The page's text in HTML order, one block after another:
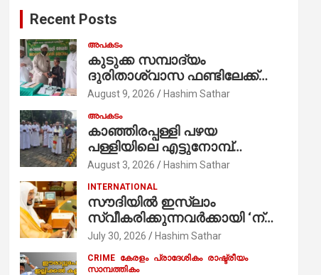
Recent Posts
അപകടം
കുടുക്ക സമ്പാദ്യം
ദുരിതാശ്വാസ ഫണ്ടിലേക്ക്
നൽകി ആറാം ക്ലാസ്
August 9, 2026 Hashim Sathar
അപകടം
കാഞ്ഞിരപ്പള്ളി പഴയ
പള്ളിയിലെ എട്ടുനോമ്പ്
ആചരണത്തിന്റെ ഭാഗമായുള്ള
ആർച്ച് പ്രീസ്റ്റ് വെരി. റവ.ഫാ.
കുര്യൻ താമരശ്ശേരി
നിർവഹിക്കുന്നു.
August 3, 2026 Hashim Sathar
INTERNATIONAL
സൗദിയില്‍ ഇസ്‌ലാം
സ്വീകരിക്കുന്നവര്‍ക്കായി ‘ന്യൂ
മുസ്ലിം’ ഡിജിറ്റല്‍ കാര്‍ഡ്
സേവനം ആരംഭിച്ചു
July 30, 2026 Hashim Sathar
CRIME കേരളം പ്രാദേശികം രാഷ്ട്രീയം
സാമ്പത്തികം